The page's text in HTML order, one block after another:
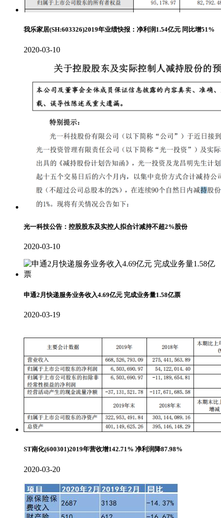
我乐家居(SH:603326)2019年业绩快报：净利润1.54亿元 同比增51%
2020-03-10
光一科技公告：控股股东及实控人拟合计减持不超2%股份
2020-03-10
申通2月快递服务业务收入4.69亿元 完成业务量1.58亿票
2020-03-19
ST南化(600301)2019年营收增142.71% 净利润降87.98%
2020-03-20